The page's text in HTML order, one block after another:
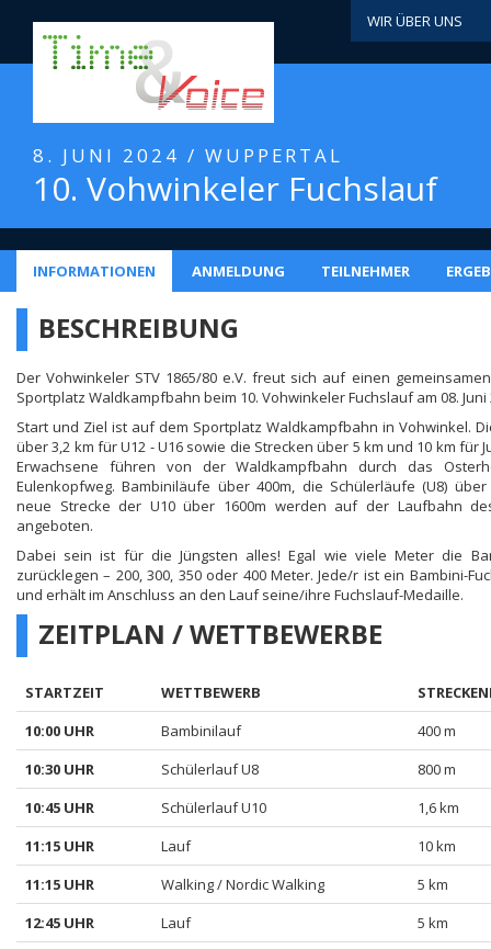
WIR ÜBER UNS
8. JUNI 2024 / WUPPERTAL
10. Vohwinkeler Fuchslauf
INFORMATIONEN ANMELDUNG TEILNEHMER
BESCHREIBUNG
Der Vohwinkeler STV 1865/80 e.V. freut sich auf einen
Sportplatz Waldkampfbahn beim 10. Vohwinkeler Fuchslauf am 08. Juni
Start und Ziel ist auf dem Sportplatz Waldkampfbahn in Vohwinkel.
über 3,2 km für U12 - U16 sowie die Strecken über 5 km und 10 km für
Erwachsene führen von der Waldkampfbahn durch das
Eulenkopfweg. Bambiniläufe über 400m, die Schülerläufe (U8)
neue Strecke der U10 über 1600m werden auf der Laufbahn
angeboten.
Dabei sein ist für die Jüngsten alles! Egal wie viele Meter die
zurücklegen – 200, 300, 350 oder 400 Meter. Jede/r ist ein Bambini-
und erhält im Anschluss an den Lauf seine/ihre Fuchslauf-Medaille.
ZEITPLAN / WETTBEWERBE
STARTZEIT WETTBEWERB
10:00 UHR
Bambinilauf
400 m
10:30 UHR
Schülerlauf U8
800 m
10:45 UHR
Schülerlauf U10
1,6 km
11:15 UHR
Lauf
10 km
11:15 UHR
Walking / Nordic Walking
5 km
12:45 UHR
Lauf
5 km